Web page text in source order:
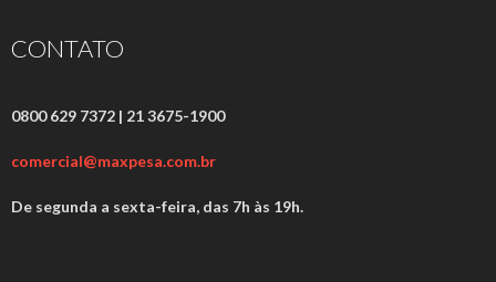
CONTATO
0800 629 7372 | 21 3675-1900
comercial@maxpesa.com.br
De segunda a sexta-feira, das 7h às 19h.